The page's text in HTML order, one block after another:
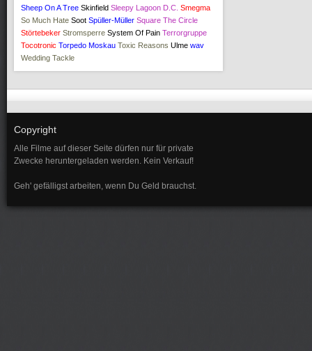
Sheep On A Tree Skinfield Sleepy Lagoon D.C. Smegma
So Much Hate Soot Spüller-Müller Square The Circle
Störtebeker Stromsperre System Of Pain Terrorgruppe
Tocotronic Torpedo Moskau Toxic Reasons Ulme wav
Wedding Tackle
Copyright
Alle Filme auf dieser Seite dürfen nur für private
Zwecke heruntergeladen werden. Kein Verkauf!
Geh' gefälligst arbeiten, wenn Du Geld brauchst.